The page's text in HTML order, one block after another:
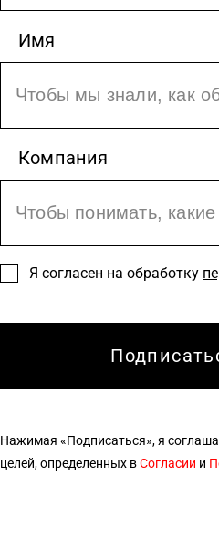
Имя
Компания
Я согласен на обработку
Нажимая «Подписаться», я
целей, определенных вСогласии и